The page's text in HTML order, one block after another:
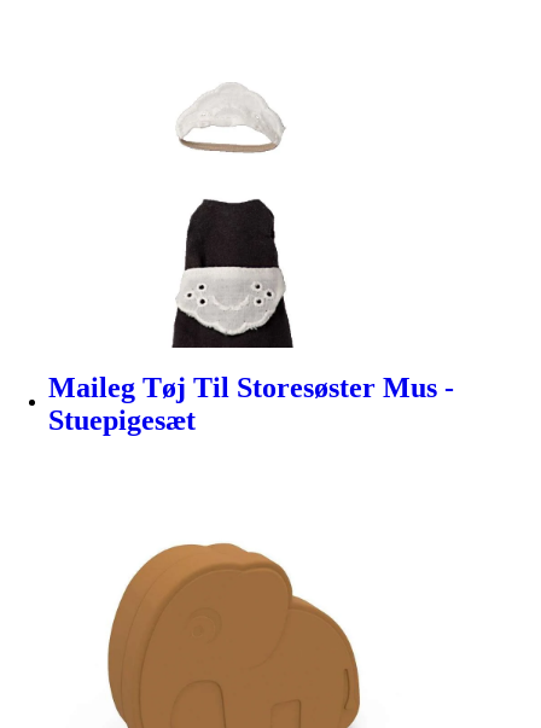
Maileg Tøj Til Storesøster Mus -
Stuepigesæt